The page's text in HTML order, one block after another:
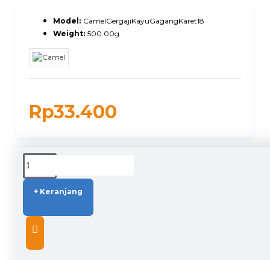
Rp33.400
Model: CamelGergajiKayuGagangKaret18
Weight: 500.00g
+ Keranjang
DUKUNGAN PENGIRIMAN
DESCRIPTION